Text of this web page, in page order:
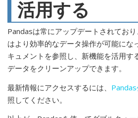
活用する
Pandasは常にアップデートされてお
はより効率的なデータ操作が可能にな
キュメントを参照し、新機能を活用す
データをクリーンアップできます。
最新情報にアクセスするには、
照してください。